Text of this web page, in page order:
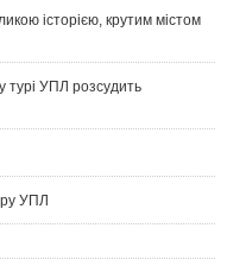
історією, крутим містом
турі УПЛ розсудить
УПЛ